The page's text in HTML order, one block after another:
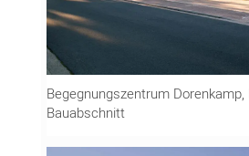
Begegnungszentrum Dorenkamp,
Bauabschnitt